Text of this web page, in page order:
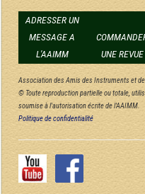
ADRESSER UN
MESSAGE A
L'AAIMM
UNE REVUE
Association des Amis des Instruments et
© Toute reproduction partielle ou totale,
soumise à l'autorisation écrite de l'AAIMM.
Politique de confidentialité